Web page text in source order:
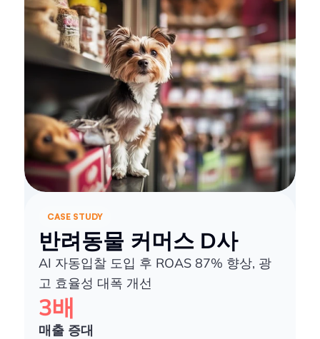
CASE STUDY
반려동물 커머스 D사
AI 자동입찰 도입 후 ROAS 87% 향상, 광
고 효율성 대폭 개선
3배
매출 증대